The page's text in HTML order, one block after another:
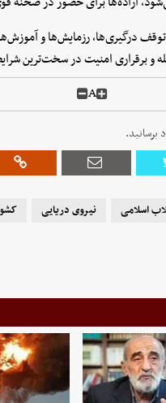
درگیری‌ها، رزمایش‌ها و
و برقراری امنیت در سخت‌ترین
A
برسانید.
اسلامی نیروی دریایی